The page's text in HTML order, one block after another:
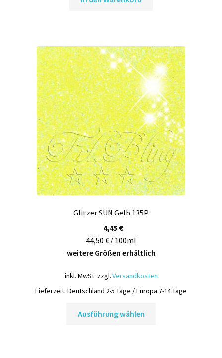
Glitzer SUN Gelb 135P
4,45 €
44,50 € / 100ml
weitere Größen erhältlich
inkl. MwSt. zzgl. Versandkosten
Lieferzeit: Deutschland 2-5 Tage / Europa 7-14 Tage
Ausführung wählen